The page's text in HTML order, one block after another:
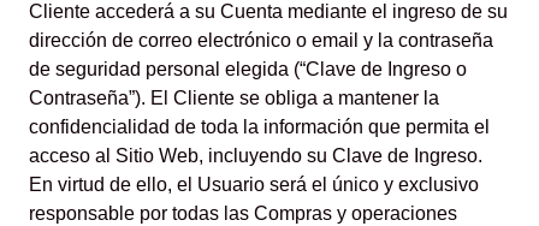
Cliente accederá a su Cuenta mediante el ingreso de su
dirección de correo electrónico o email y la contraseña
de seguridad personal elegida (“Clave de Ingreso o
Contraseña”). El Cliente se obliga a mantener la
confidencialidad de toda la información que permita el
acceso al Sitio Web, incluyendo su Clave de Ingreso.
En virtud de ello, el Usuario será el único y exclusivo
responsable por todas las Compras y operaciones